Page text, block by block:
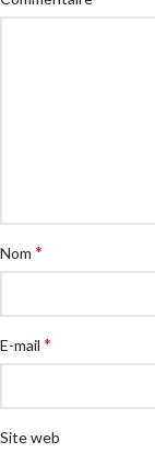
Nom *
E-mail *
Site web